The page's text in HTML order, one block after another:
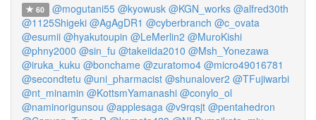
60 @mogutani55 @kyowusk @KGN_works @alfred30th
@1125Shigeki @AgAgDR1 @cyberbranch @c_ovata
@esumii @hyakutoupin @LeMerlin2 @MuroKishi
@phny2000 @sin_fu @takeiida2010 @Msh_Yonezawa
@iruka_kuku @bonchame @zuratomo4 @micro49016781
@secondtetu @uni_pharmacist @shunalover2 @TFujiwarbi
@nt_minamin @KottsmYamanashi @conylo_ol
@naminorigunsou @applesaga @v9rqsjt @pentahedron